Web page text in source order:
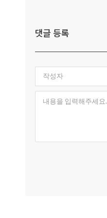
댓글 등록
작성자
내용을 입력해주세요.